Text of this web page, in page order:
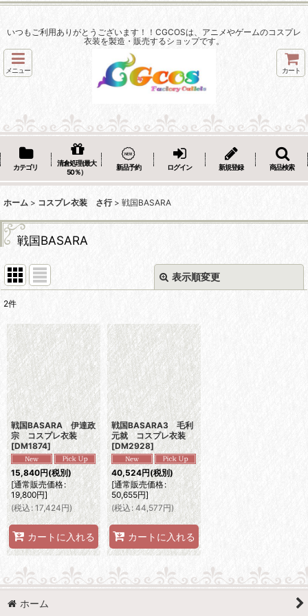
いつもご利用ありがとうございます！！CGCOSは、アニメやゲームのコスプレ
衣装を製造・販売するショップです。
メニュー カート
カテゴリ
清倉処理(最大
50％）
新品予約 ログイン 新規登録 商品検索
ホーム > コスプレ衣装 さ行 > 戦国BASARA
戦国BASARA
表示順変更
並び順:
絞り込む
2件
戦国BASARA 伊達政
宗 コスプレ衣装
[DM1874]
15,840円(税別)
[通常販売価格:
19,800円]
(税込: 17,424円)
カートに入れる
戦国BASARA3 毛利
元就 コスプレ衣装
[DM2928]
40,524円(税別)
[通常販売価格:
50,655円]
(税込: 44,577円)
カートに入れる
ホーム